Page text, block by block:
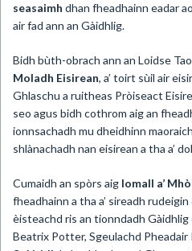
seasaimh dhan fheadhainn eadar
air fad ann an Gàidhlig.
Bidh bùth-obrach ann an Loidse
Moladh Eisirean, a’ toirt sùil air
Ghlaschu a ruitheas Pròiseact
seo agus bidh cothrom aig an
ionnsachadh mu dheidhinn
shlànachadh nan eisirean a tha a’
Cumaidh an spòrs aig Iomall a’
fheadhainn a tha a’ sireadh
èisteachd ris an tionndadh Gàidhlig
Beatrix Potter, Sgeulachd Pheadair